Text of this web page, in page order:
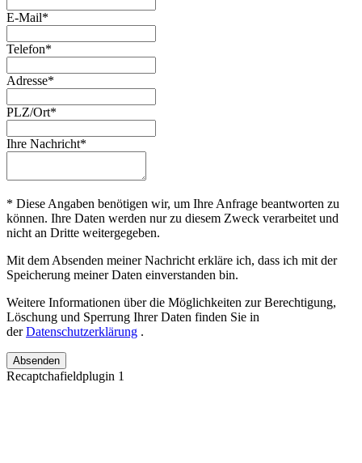
E-Mail*
Telefon*
Adresse*
PLZ/Ort*
Ihre Nachricht*
* Diese Angaben benötigen wir, um Ihre Anfrage beantworten zu
können. Ihre Daten werden nur zu diesem Zweck verarbeitet und
nicht an Dritte weitergegeben.
Mit dem Absenden meiner Nachricht erkläre ich, dass ich mit der
Speicherung meiner Daten einverstanden bin.
Weitere Informationen über die Möglichkeiten zur Berechtigung,
Löschung und Sperrung Ihrer Daten finden Sie in
derDatenschutzerklärung .
Absenden
Recaptchafieldplugin 1